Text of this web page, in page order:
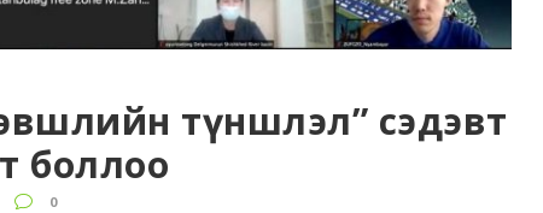
түншлэл” сэдэвт
боллоо
0